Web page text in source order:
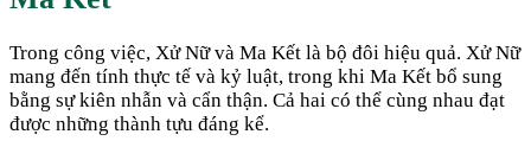
Trong công việc, Xử Nữ và Ma Kết là bộ đôi hiệu quả. Xử Nữ
mang đến tính thực tế và kỷ luật, trong khi Ma Kết bổ sung
bằng sự kiên nhẫn và cẩn thận. Cả hai có thể cùng nhau đạt
được những thành tựu đáng kể.